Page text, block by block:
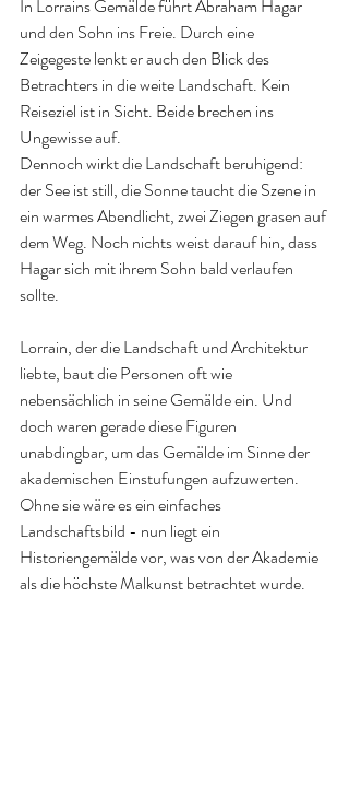
In Lorrains Gemälde führt Abraham Hagar
und den Sohn ins Freie. Durch eine
Zeigegeste lenkt er auch den Blick des
Betrachters in die weite Landschaft. Kein
Reiseziel ist in Sicht. Beide brechen ins
Ungewisse auf.
Dennoch wirkt die Landschaft beruhigend:
der See ist still, die Sonne taucht die Szene in
ein warmes Abendlicht, zwei Ziegen grasen auf
dem Weg. Noch nichts weist darauf hin, dass
Hagar sich mit ihrem Sohn bald verlaufen
sollte.
Lorrain, der die Landschaft und Architektur
liebte, baut die Personen oft wie
nebensächlich in seine Gemälde ein. Und
doch waren gerade diese Figuren
unabdingbar, um das Gemälde im Sinne der
akademischen Einstufungen aufzuwerten.
Ohne sie wäre es ein einfaches
Landschaftsbild - nun liegt ein
Historiengemälde vor, was von der Akademie
als die höchste Malkunst betrachtet wurde.